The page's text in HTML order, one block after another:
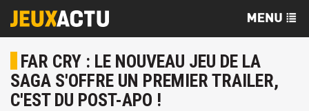
FAR CRY : LE NOUVEAU JEU DE LA
SAGA S'OFFRE UN PREMIER TRAILER,
C'EST DU POST-APO !